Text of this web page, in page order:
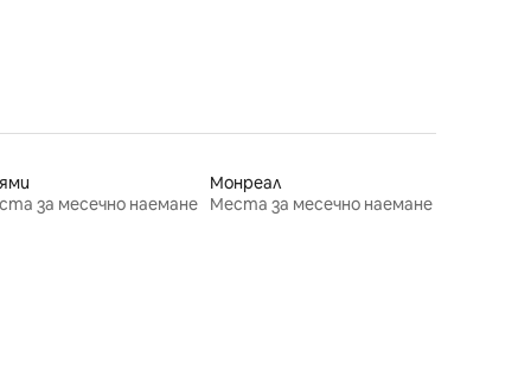
за месечно наемане
Монреал
Места за месечно наемане